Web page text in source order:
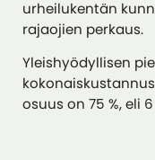
urheilukentän
rajaojien perkaus.
Yleishyödyllisen
osuus on 75 %, eli